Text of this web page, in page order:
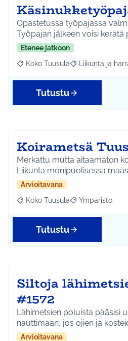
Opastetussa työpajassa
Työpajan jälkeen voisi kerätä
Etenee jatkoon
Rajaa tulokset aihepiirin mukaan:
Koko Tuusula Rajaa tulokset
Liikunta ja
Tutustu
Koirametsä
Merkattu mutta aitaamaton
Liikunta monipuolisessa
Arvioitavana
Rajaa tulokset aihepiirin mukaan:
Koko Tuusula Rajaa tulokset
Ympäristö
Tutustu
Siltoja
#1572
Lähimetsien poluista pääsisi
nauttimaan, jos ojien ja
Arvioitavana